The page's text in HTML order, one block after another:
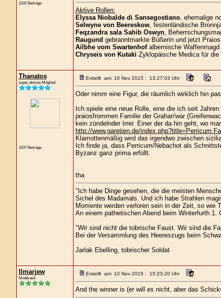
2102 Beiträge
Aktive Rollen:
Elyssa Niobalde di Sansegostiano, ehemalige
Selwyne von Beereskow, festenländische
Feqzandra sala Sahib Oswyn,
Raugund gebranntmarkte Büßerin und jetzt
Ailbhe vom Swartenhofalbernische Waffenmagd
Chryseis von Kutaki Zyklopäische Medica für
Thanatos
super aktives Mitglied
1037 Beiträge
Erstellt am: 10 Nov 2015 : 13:27:03 Uhr
Oder nimm eine Figur, die räumlich wirklich hin
Ich spiele eine neue Rolle, eine die ich seit
praiosfrommen Familie der Grahan'war
kein zündelnder Irrer. Einer der da hin geht, wo
http://www.garetien.de/
Klamottenmäßig wird das irgendwo zwischen
Ich finde ja, dass Perricum/Nebachot als
Byzanz ganz prima erfüllt.
tha
"Ich habe Dinge gesehen, die die meisten
Sichel des Madamals. Und ich habe Strahlen
Momente werden verloren sein in der Zeit, so wie
An einem pathetischen Abend beim Winterfurth
"Wir sind nicht die tobrische Faust. Wir sind die
Bei der Versammlung des Heereszugs beim
Jarlak Ebelling, tobrischer Soldat
Ilmarjew
Moderator
Erstellt am: 10 Nov 2015 : 15:23:20 Uhr
And the winner is (er will es nicht, aber das